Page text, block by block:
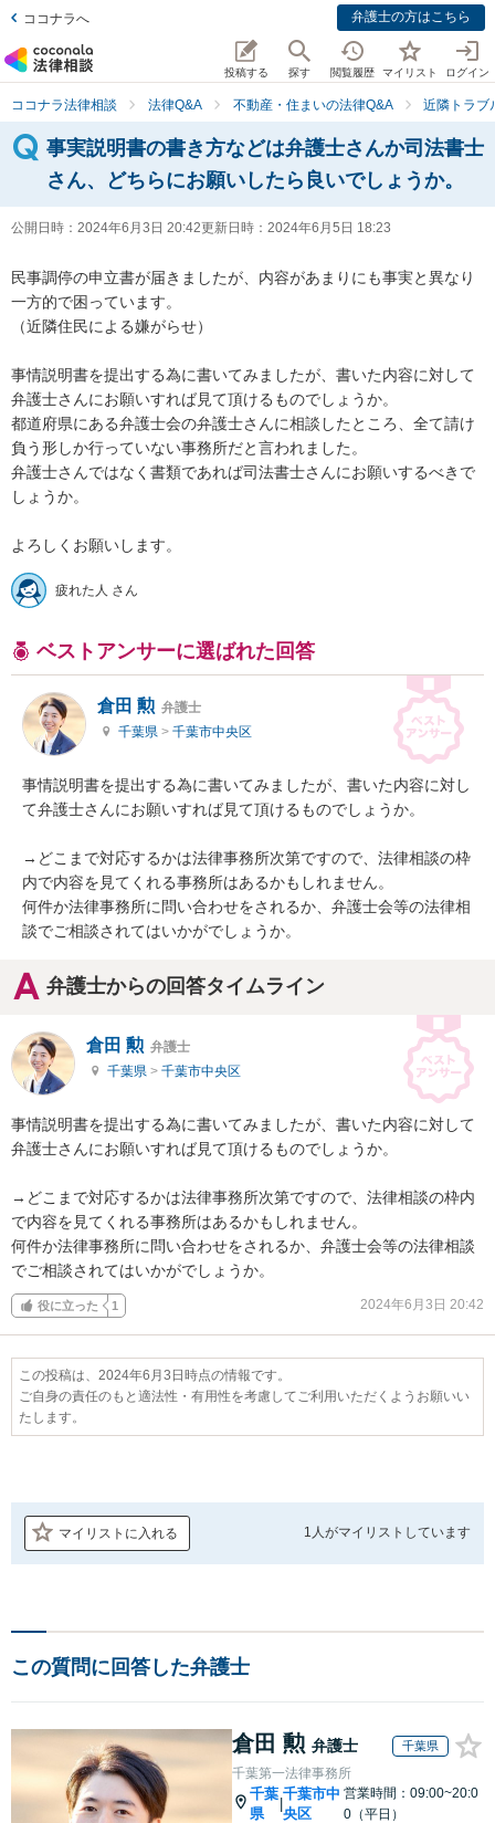
ココナラへ 弁護士の方はこちら
投稿する 探す 閲覧履歴 マイリスト ログイン
ココナラ法律相談 法律Q&A 不動産・住まいの法律Q&A 近隣トラブ
事実説明書の書き方などは弁護士さんか司法書士
さん、どちらにお願いしたら良いでしょうか。
公開日時： 2024年6月3日 20:42更新日時： 2024年6月5日 18:23
民事調停の申立書が届きましたが、内容があまりにも事実と異なり
一方的で困っています。
（近隣住民による嫌がらせ）
事情説明書を提出する為に書いてみましたが、書いた内容に対して
弁護士さんにお願いすれば見て頂けるものでしょうか。
都道府県にある弁護士会の弁護士さんに相談したところ、全て請け
負う形しか行っていない事務所だと言われました。
弁護士さんではなく書類であれば司法書士さんにお願いするべきで
しょうか。
よろしくお願いします。
疲れた人 さん
ベストアンサーに選ばれた回答
倉田 勲 弁護士
千葉県 > 千葉市中央区
事情説明書を提出する為に書いてみましたが、書いた内容に対し
て弁護士さんにお願いすれば見て頂けるものでしょうか。
→どこまで対応するかは法律事務所次第ですので、法律相談の枠
内で内容を見てくれる事務所はあるかもしれません。
何件か法律事務所に問い合わせをされるか、弁護士会等の法律相
談でご相談されてはいかがでしょうか。
弁護士からの回答タイムライン
倉田 勲 弁護士
千葉県 > 千葉市中央区
事情説明書を提出する為に書いてみましたが、書いた内容に対して
弁護士さんにお願いすれば見て頂けるものでしょうか。
→どこまで対応するかは法律事務所次第ですので、法律相談の枠内
で内容を見てくれる事務所はあるかもしれません。
何件か法律事務所に問い合わせをされるか、弁護士会等の法律相談
でご相談されてはいかがでしょうか。
役に立った 1 2024年6月3日 20:42
この投稿は、2024年6月3日時点の情報です。
ご自身の責任のもと適法性・有用性を考慮してご利用いただくようお願いい
たします。
マイリストに入れる 1人がマイリストしています
この質問に回答した弁護士
倉田 勲 弁護士 千葉県
千葉第一法律事務所
千葉
県
千葉市中
央区
営業時間：09:00~20:0
0（平日）